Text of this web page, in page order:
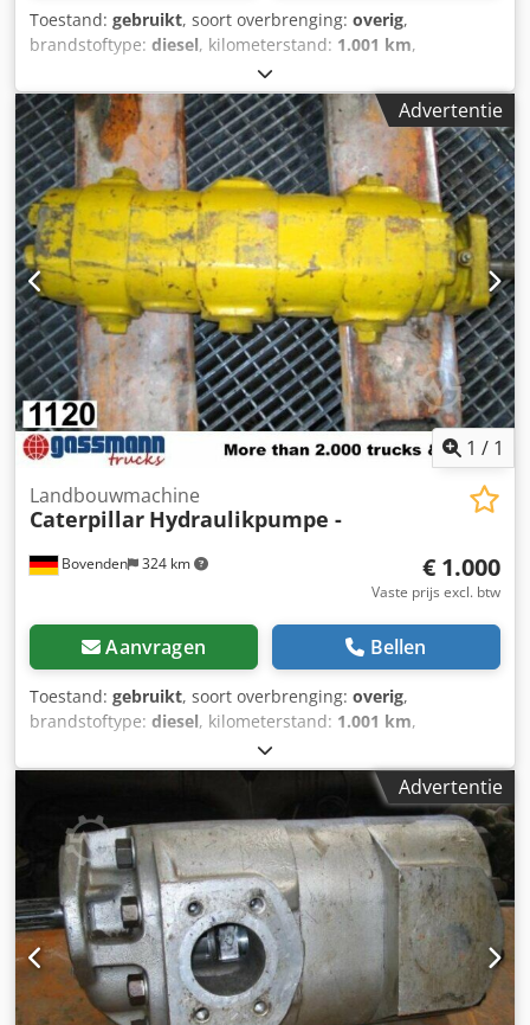
Toestand: gebruikt, soort overbrenging: overig,
brandstoftype: diesel, kilometerstand: 1.001 km,
, Voertuiglocatie: Bovenden,
Opbouw: hydrauliekpomp GEBRUIKT Nr.: 5749J4027
ACCESSOIRES-INFORMATIE ZONDER GARANTIE,
wijzigingen, tussentijdse verkoop en vergissingen
voorbehouden! Credsi Rpa Sepfx Ai Sjf
Advertentie
1 / 1
Bovenden 324 km
Landbouwmachine
Caterpillar Hydraulikpumpe -
€ 1.000
Vaste prijs excl. btw
Aanvragen Bellen
Toestand: gebruikt, soort overbrenging: overig,
brandstoftype: diesel, kilometerstand: 1.001 km,
, Voertuiglocatie: Bovenden,
Opbouw: Hydrauliekpomp GEBRUIKT Nr.: PH-342BVEW25-
2WEW25-1BEW1540-3724. ACCESSOIRE-INFORMATIE
ZONDER GARANTIE, wijzigingen, tussentijdse verkoop en
vergissingen voorbehouden! Codji Rpbaopfx Ai Sorf
Advertentie